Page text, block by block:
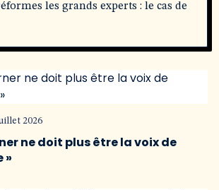
les grands experts : le cas de
2026
ne doit plus être la voix de
»